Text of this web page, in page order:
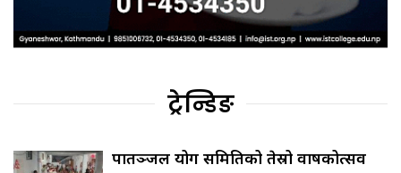
ट्रेन्डिङ
पातञ्जल योग समितिको तेस्रो वार्षिकोत्सव